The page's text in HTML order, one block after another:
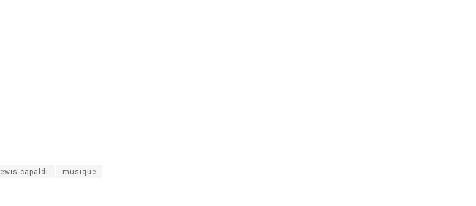
lewis capaldi musique